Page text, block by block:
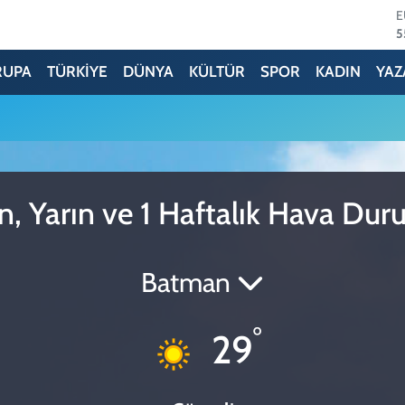
TÜRKİYE DÜNYA KÜLTÜR SPOR KADIN
Yarın ve 1 Haftalık Hava
Batman
29°